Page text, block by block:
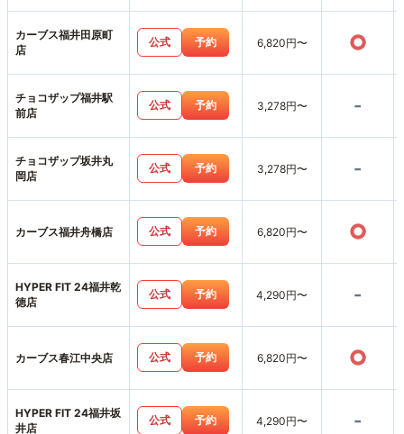
カーブス福井田原町
店
公式 予約 6,820円〜 ○
チョコザップ福井駅
前店
公式 予約 3,278円〜 -
チョコザップ坂井丸
岡店
公式 予約 3,278円〜 -
カーブス福井舟橋店 公式 予約 6,820円〜 ○
HYPER FIT 24福井乾
徳店
公式 予約 4,290円〜 -
カーブス春江中央店 公式 予約 6,820円〜 ○
HYPER FIT 24福井坂
井店
公式 予約 4,290円〜 -